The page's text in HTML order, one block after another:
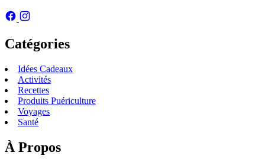
Catégories
Idées Cadeaux
Activités
Recettes
Produits Puériculture
Voyages
Santé
À Propos